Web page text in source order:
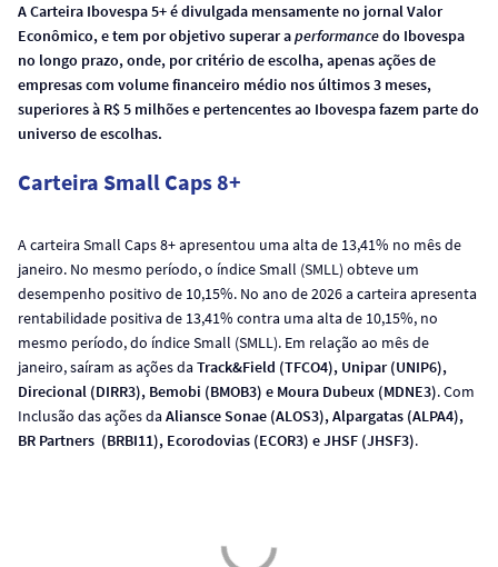
A Carteira Ibovespa 5+ é divulgada mensamente no jornal Valor
Econômico, e tem por objetivo superar aperformancedo Ibovespa
no longo prazo, onde, por critério de escolha, apenas ações de
empresas com volume financeiro médio nos últimos 3 meses,
superiores à R$ 5 milhões e pertencentes ao Ibovespa fazem parte do
universo de escolhas.
Carteira Small Caps 8+
A carteira Small Caps 8+ apresentou uma alta de 13,41% no mês de
janeiro. No mesmo período, o índice Small (SMLL) obteve um
desempenho positivo de 10,15%. No ano de 2026 a carteira apresenta
rentabilidade positiva de 13,41% contra uma alta de 10,15%, no
mesmo período, do índice Small (SMLL). Em relação ao mês de
janeiro, saíram as ações da Track&Field (TFCO4), Unipar (UNIP6),
Direcional (DIRR3), Bemobi (BMOB3) e Moura Dubeux (MDNE3). Com
Inclusão das ações da Aliansce Sonae (ALOS3), Alpargatas (ALPA4),
BR Partners (BRBI11), Ecorodovias (ECOR3) e JHSF (JHSF3).